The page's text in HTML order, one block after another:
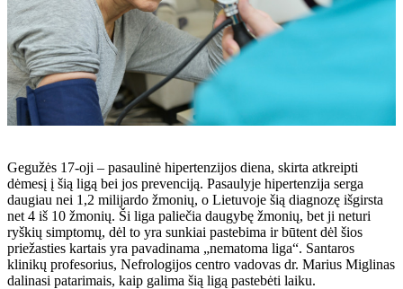
Gegužės 17-oji – pasaulinė hipertenzijos diena, skirta atkreipti
dėmesį į šią ligą bei jos prevenciją. Pasaulyje hipertenzija serga
daugiau nei 1,2 milijardo žmonių, o Lietuvoje šią diagnozę išgirsta
net 4 iš 10 žmonių. Ši liga paliečia daugybę žmonių, bet ji neturi
ryškių simptomų, dėl to yra sunkiai pastebima ir būtent dėl šios
priežasties kartais yra pavadinama „nematoma liga“. Santaros
klinikų profesorius, Nefrologijos centro vadovas dr. Marius Miglinas
dalinasi patarimais, kaip galima šią ligą pastebėti laiku.